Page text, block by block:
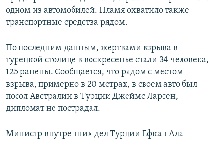
одном из автомобилей. Пламя охватило также
транспортные средства рядом.
По последним данным, жертвами взрыва в
турецкой столице в воскресенье стали 34 человека,
125 ранены. Сообщается, что рядом с местом
взрыва, примерно в 20 метрах, в своем авто был
посол Австралии в Турции Джеймс Ларсен,
дипломат не пострадал.
Министр внутренних дел Турции Ефкан Ала